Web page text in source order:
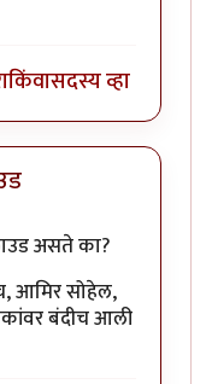
किंवासदस्य व्हा
असते का?
आमिर सोहेल,
बंदीच आली